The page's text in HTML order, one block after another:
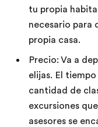
tu propia
necesario para
propia casa.
Precio: Va a
elijas. El
cantidad de
excursiones
asesores se